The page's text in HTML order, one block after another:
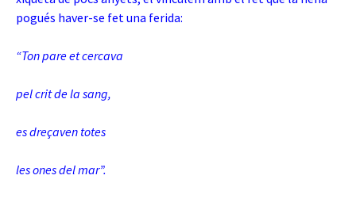
pogués haver-se fet una ferida:
“Ton pare et cercava
pel crit de la sang,
es dreçaven totes
les ones del mar”.